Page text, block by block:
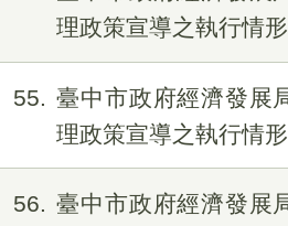
理政策宣導之執行情
55
臺中市政府經濟發展
理政策宣導之執行情
56
臺中市政府經濟發展